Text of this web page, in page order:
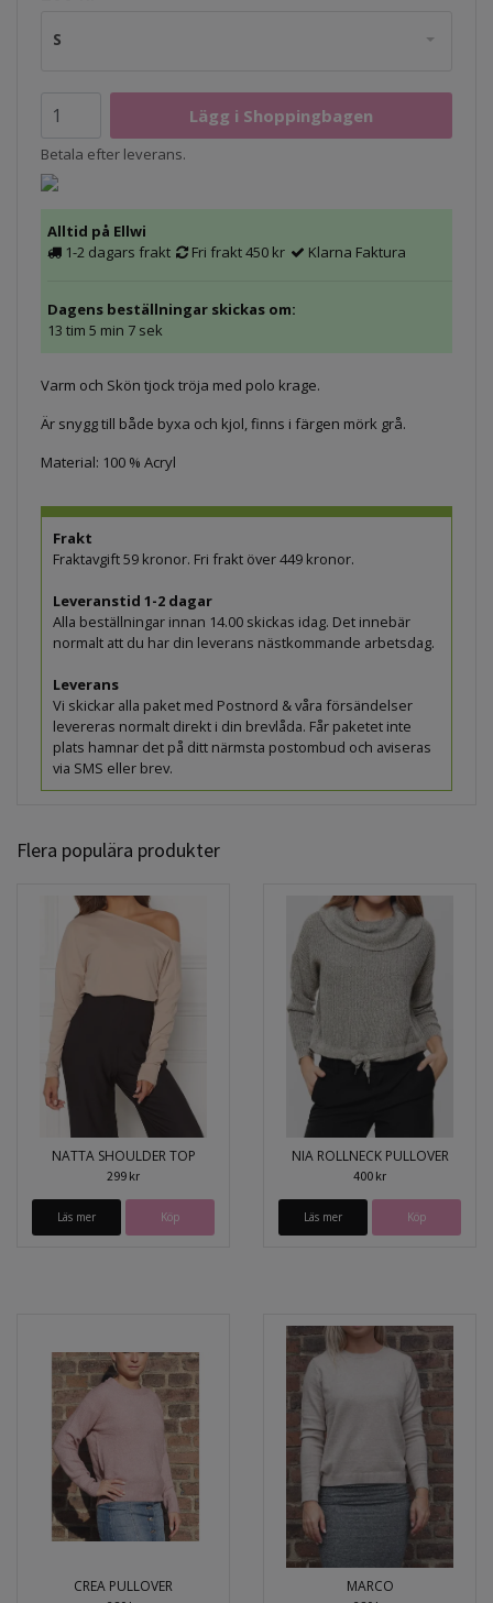
S
Betala efter leverans.
Alltid på Ellwi
1-2 dagars frakt
Fri frakt 450 kr Klarna Faktura
Dagens beställningar skickas om:
13 tim 5 min 7 sek
Varm och Skön tjock tröja med polo krage.
Är snygg till både byxa och kjol, finns i färgen mörk grå.
Material: 100 % Acryl
Frakt
Fraktavgift 59 kronor. Fri frakt över 449 kronor.
Leveranstid 1-2 dagar
Alla beställningar innan 14.00 skickas idag. Det innebär
normalt att du har din leverans nästkommande arbetsdag.
Leverans
Vi skickar alla paket med Postnord & våra försändelser
levereras normalt direkt i din brevlåda. Får paketet inte
plats hamnar det på ditt närmsta postombud och aviseras
via SMS eller brev.
Flera populära produkter
NATTA SHOULDER TOP
299 kr
Läs mer Köp
NIA ROLLNECK PULLOVER
400 kr
Läs mer Köp
CREA PULLOVER MARCO